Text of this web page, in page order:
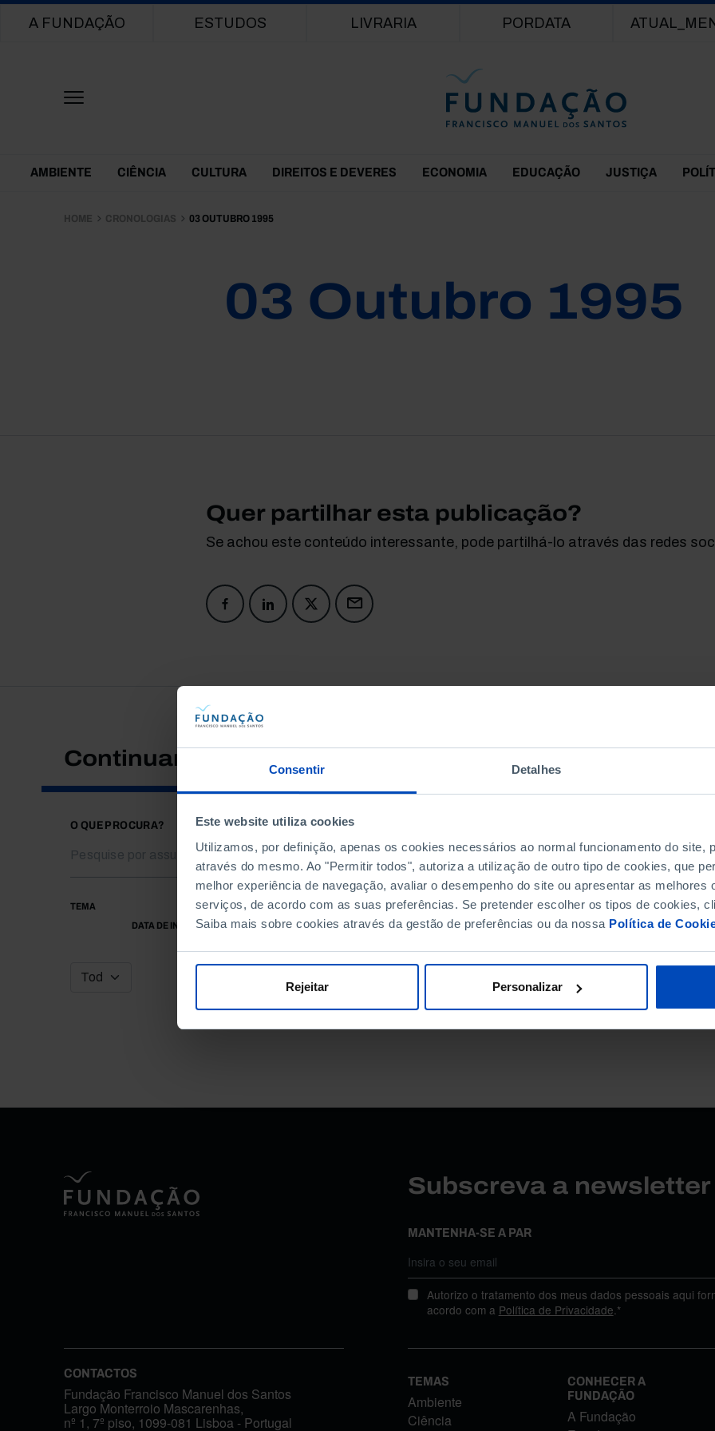
Consentir Detalhes
Este website utiliza cookies
Utilizamos, por definição, apenas os cookies necessários ao normal funcionamento do site,
através do mesmo. Ao "Permitir todos", autoriza a utilização de outro tipo de cookies, que
melhor experiência de navegação, avaliar o desempenho do site ou apresentar as melhores
serviços, de acordo com as suas preferências. Se pretender escolher os tipos de cookies,
Saiba mais sobre cookies através da gestão de preferências ou da nossa Política de
Rejeitar Personalizar
Main navigation
A FUNDAÇÃO ESTUDOS LIVRARIA PORDATA
Themes Menu
AMBIENTE CIÊNCIA CULTURA DIREITOS E DEVERES ECONOMIA EDUCAÇÃO JUSTIÇA
HOME CRONOLOGIAS 03 OUTUBRO 1995
03 Outubro 1995
Quer partilhar esta publicação?
Se achou este conteúdo interessante, pode partilhá-lo através das redes
Continuar a pesquisar
O QUE PROCURA?
TEMA
DATA DE INÍCIO
DATA DE FIM
Subscreva a
MANTENHA-SE A PAR
Autorizo o tratamento dos meus dados pessoais aqui
acordo com a Política de Privacidade.*
CONTACTOS
Fundação Francisco Manuel dos Santos
Largo Monterroio Mascarenhas,
nº 1, 7º piso, 1099-081 Lisboa - Portugal
TEMAS
Ambiente
Ciência
CONHECER A
FUNDAÇÃO
A Fundação